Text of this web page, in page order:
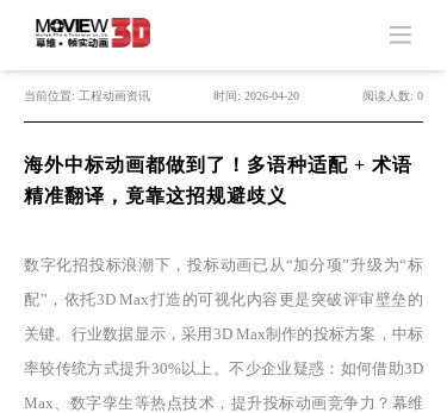
当前位置: 工程动画资讯 时间: 2026-04-20 阅读人数: 0
海外中标动画都做到了！多语种适配 + 术语
精准翻译，竟靠这招规避歧义
数字化招投标浪潮下，投标动画已从“加分项”升级为“标
配”，依托3D Max打造的可视化内容更是突破评审壁垒的
关键。行业数据显示，采用3D Max制作的投标方案，中标
率较传统方式提升30%以上。不少企业疑惑：如何借助3D
Max、数字孪生等热点技术，提升投标动画竞争力？幕维